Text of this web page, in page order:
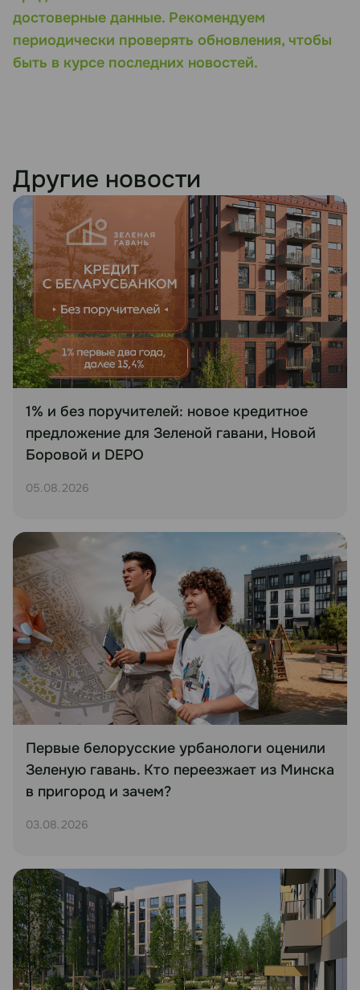
достоверные данные. Рекомендуем
периодически проверять обновления, чтобы
быть в курсе последних новостей.
Другие новости
1% и без поручителей: новое кредитное
предложение для Зеленой гавани, Новой
Боровой и DEPO
05.08.2026
Первые белорусские урбанологи оценили
Зеленую гавань. Кто переезжает из Минска
в пригород и зачем?
03.08.2026